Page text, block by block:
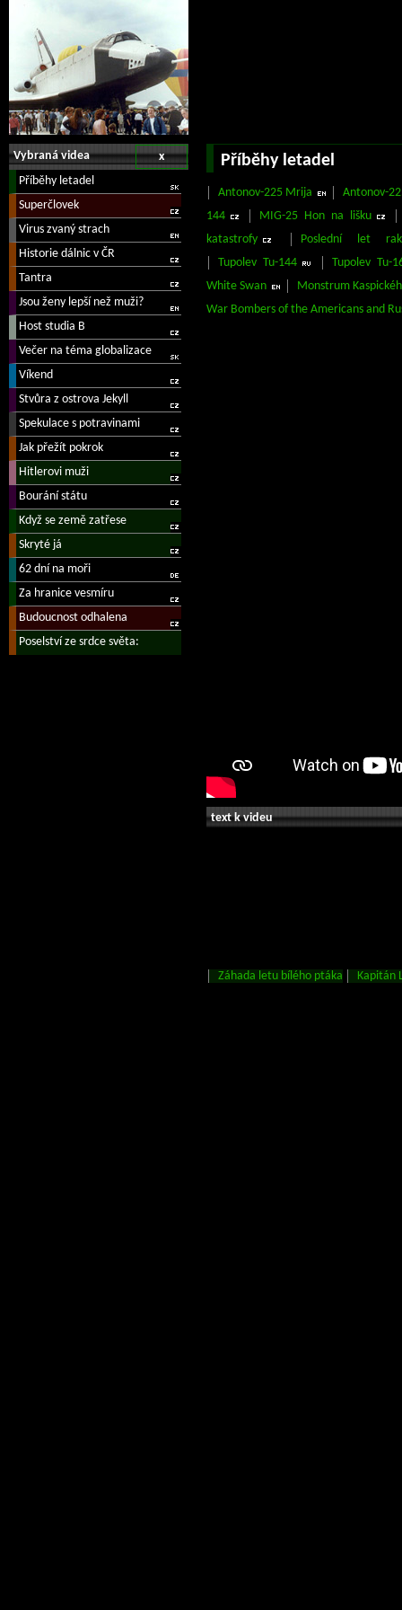
x
Vybraná videa Příběhy letadel
Antonov-225 Mrija
Antonov-
144
MIG-25 Hon na lišku
katastrofy
Poslední let
Tupolev Tu-144
Tupolev Tu-
White Swan
Monstrum
War Bombers of the Americans and
text k videu
Záhada letu bílého ptáka Kapitán